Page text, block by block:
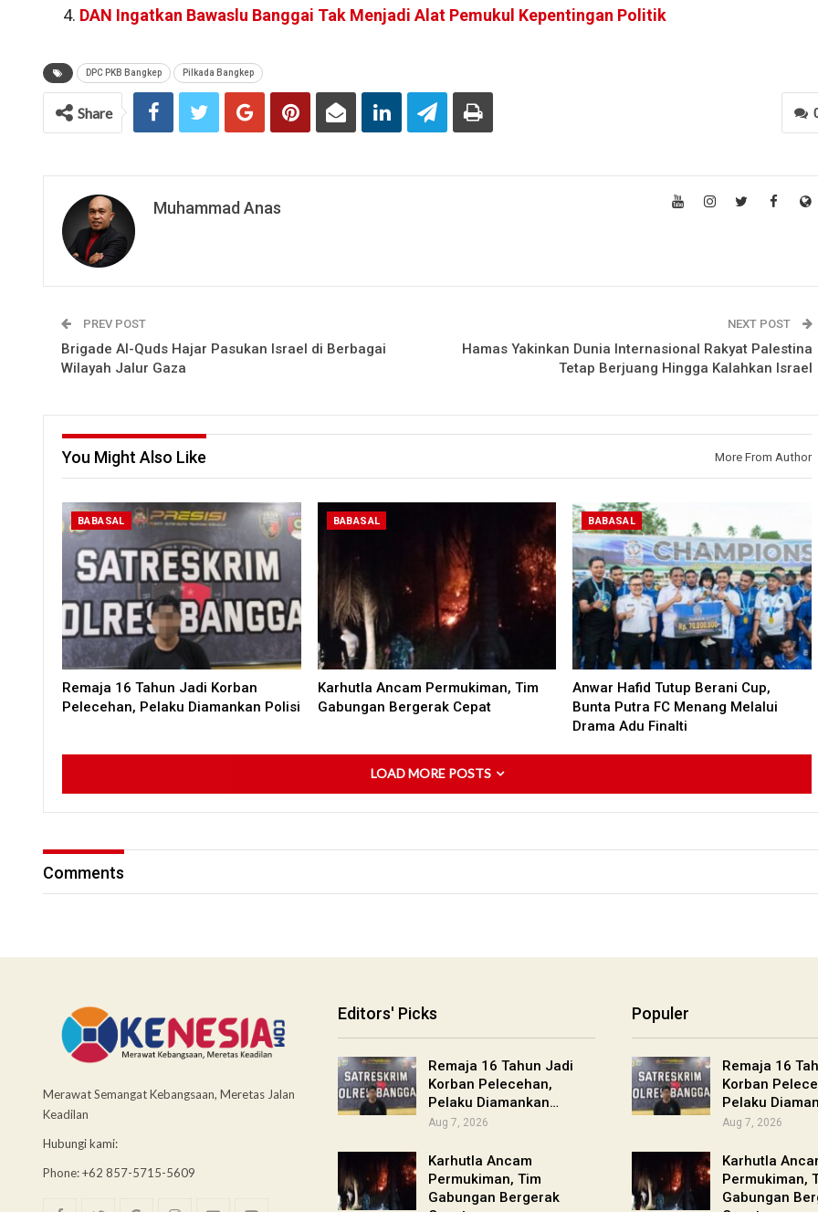
DAN Ingatkan Bawaslu Banggai Tak Menjadi Alat Pemukul Kepentingan Politik
DPC PKB Bangkep Pilkada Bangkep
Share
Muhammad Anas
PREV POST
Brigade Al-Quds Hajar Pasukan Israel di Berbagai
Wilayah Jalur Gaza
NEXT POST
Hamas Yakinkan Dunia Internasional Rakyat Palestina
Tetap Berjuang Hingga Kalahkan Israel
You Might Also Like More From Author
BABASAL
Remaja 16 Tahun Jadi Korban
Pelecehan, Pelaku Diamankan Polisi
BABASAL
Karhutla Ancam Permukiman, Tim
Gabungan Bergerak Cepat
BABASAL
Anwar Hafid Tutup Berani Cup,
Bunta Putra FC Menang Melalui
Drama Adu Finalti
LOAD MORE POSTS
Comments
Merawat Semangat Kebangsaan, Meretas Jalan
Keadilan
Hubungi kami:
Phone: +62 857-5715-5609
Editors' Picks
Remaja 16 Tahun Jadi
Korban Pelecehan,
Pelaku Diamankan…
Aug 7, 2026
Karhutla Ancam
Permukiman, Tim
Gabungan Bergerak
Populer
Remaja 16
Korban
Pelaku
Aug 7, 2026
Karhutla
Permukiman,
Gabungan